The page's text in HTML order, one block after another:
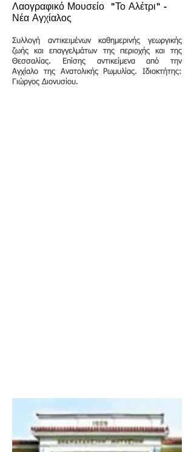
Λαογραφικό Μουσείο "Το Αλέτρι" -
Νέα Αγχίαλος
Συλλογή αντικειμένων καθημερινής γεωργικής
ζωής και επαγγελμάτων της περιοχής και της
Θεσσαλίας. Επίσης αντικείμενα από την
Αγχίαλο της Ανατολικής Ρωμυλίας. Ιδιοκτήτης:
Γιώργος Διονυσίου.